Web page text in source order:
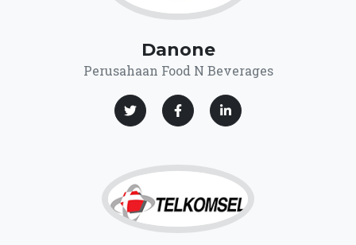
Danone
Perusahaan Food N Beverages